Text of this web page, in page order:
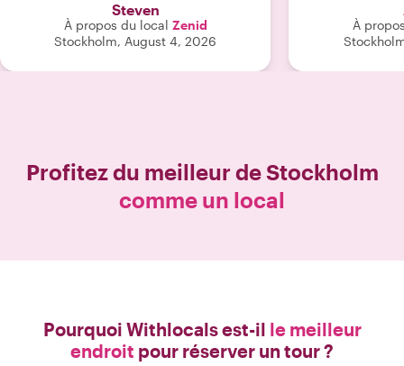
Steven
À propos du local Zenid
Stockholm, August 4, 2026
À
Profitez du meilleur deStockholm
comme un local
Pourquoi Withlocals est-il le meilleur
endroit pour réserver un tour ?